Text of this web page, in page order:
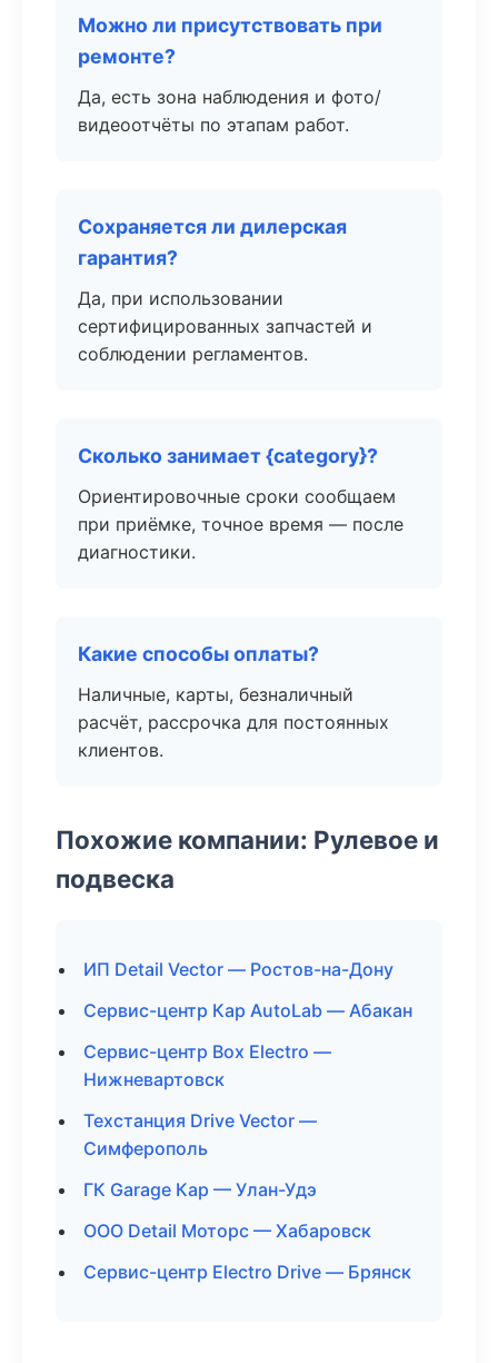
Можно ли присутствовать при
ремонте?
Да, есть зона наблюдения и фото/
видеоотчёты по этапам работ.
Сохраняется ли дилерская
гарантия?
Да, при использовании
сертифицированных запчастей и
соблюдении регламентов.
Сколько занимает {category}?
Ориентировочные сроки сообщаем
при приёмке, точное время — после
диагностики.
Какие способы оплаты?
Наличные, карты, безналичный
расчёт, рассрочка для постоянных
клиентов.
Похожие компании: Рулевое и
подвеска
ИП Detail Vector — Ростов-на-Дону
Сервис-центр Кар AutoLab — Абакан
Сервис-центр Box Electro —
Нижневартовск
Техстанция Drive Vector —
Симферополь
ГК Garage Кар — Улан-Удэ
ООО Detail Моторс — Хабаровск
Сервис-центр Electro Drive — Брянск